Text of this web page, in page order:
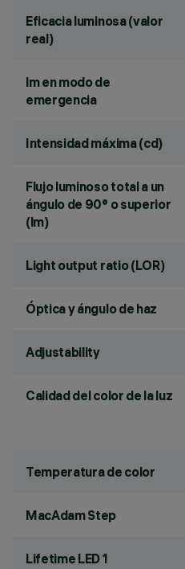
Eficacia luminosa (valor
real)
lm en modo de
emergencia
Intensidad máxima (cd)
Flujo luminoso total a un
ángulo de 90° o superior
(lm)
Light output ratio (LOR)
Óptica y ángulo de haz
Adjustability
Calidad del color de la luz
Temperatura de color
MacAdam Step
Lifetime LED 1